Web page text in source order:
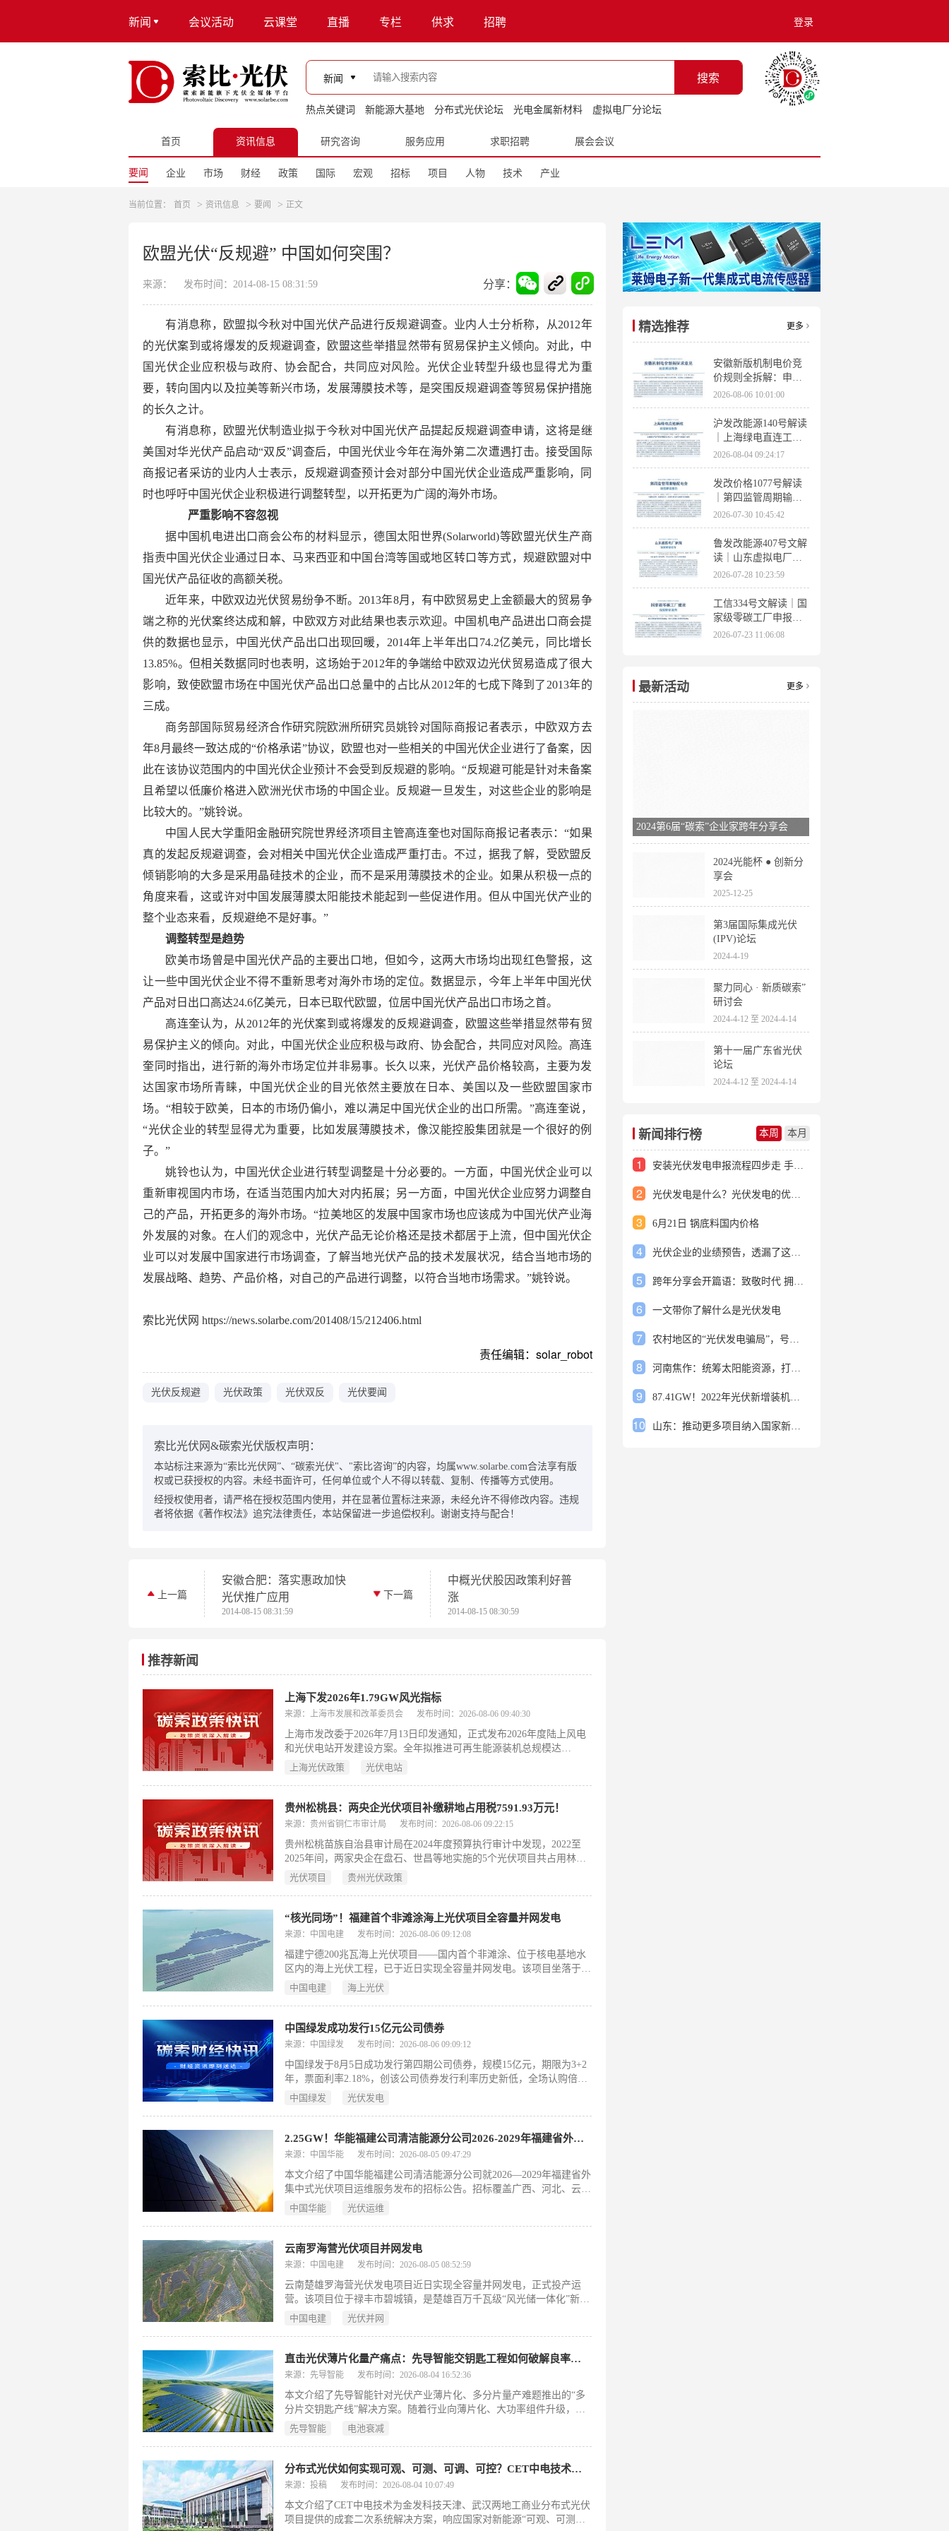
新闻 会议活动 云课堂 直播 专栏 供求 招聘 登录
新闻 搜索
热点关键词 新能源大基地 分布式光伏论坛 光电金属新材料 虚拟电厂分论坛
首页 资讯信息 研究咨询 服务应用 求职招聘 展会会议
要闻 企业 市场 财经 政策 国际 宏观 招标 项目 人物 技术 产业
当前位置： 首页 > 资讯信息 > 要闻 > 正文
欧盟光伏“反规避” 中国如何突围？
来源： 发布时间：2014-08-15 08:31:59 分享：
有消息称，欧盟拟今秋对中国光伏产品进行反规避调查。业内人士分析称，从2012年
的光伏案到或将爆发的反规避调查，欧盟这些举措显然带有贸易保护主义倾向。对此，中
国光伏企业应积极与政府、协会配合，共同应对风险。光伏企业转型升级也显得尤为重
要，转向国内以及拉美等新兴市场，发展薄膜技术等，是突围反规避调查等贸易保护措施
的长久之计。
有消息称，欧盟光伏制造业拟于今秋对中国光伏产品提起反规避调查申请，这将是继
美国对华光伏产品启动“双反”调查后，中国光伏业今年在海外第二次遭遇打击。接受国际
商报记者采访的业内人士表示，反规避调查预计会对部分中国光伏企业造成严重影响，同
时也呼吁中国光伏企业积极进行调整转型，以开拓更为广阔的海外市场。
严重影响不容忽视
据中国机电进出口商会公布的材料显示，德国太阳世界(Solarworld)等欧盟光伏生产商
指责中国光伏企业通过日本、马来西亚和中国台湾等国或地区转口等方式，规避欧盟对中
国光伏产品征收的高额关税。
近年来，中欧双边光伏贸易纷争不断。2013年8月，有中欧贸易史上金额最大的贸易争
端之称的光伏案终达成和解，中欧双方对此结果也表示欢迎。中国机电产品进出口商会提
供的数据也显示，中国光伏产品出口出现回暖，2014年上半年出口74.2亿美元，同比增长
13.85%。但相关数据同时也表明，这场始于2012年的争端给中欧双边光伏贸易造成了很大
影响，致使欧盟市场在中国光伏产品出口总量中的占比从2012年的七成下降到了2013年的
三成。
商务部国际贸易经济合作研究院欧洲所研究员姚铃对国际商报记者表示，中欧双方去
年8月最终一致达成的“价格承诺”协议，欧盟也对一些相关的中国光伏企业进行了备案，因
此在该协议范围内的中国光伏企业预计不会受到反规避的影响。“反规避可能是针对未备案
且希望以低廉价格进入欧洲光伏市场的中国企业。反规避一旦发生，对这些企业的影响是
比较大的。”姚铃说。
中国人民大学重阳金融研究院世界经济项目主管高连奎也对国际商报记者表示：“如果
真的发起反规避调查，会对相关中国光伏企业造成严重打击。不过，据我了解，受欧盟反
倾销影响的大多是采用晶硅技术的企业，而不是采用薄膜技术的企业。如果从积极一点的
角度来看，这或许对中国发展薄膜太阳能技术能起到一些促进作用。但从中国光伏产业的
整个业态来看，反规避绝不是好事。”
调整转型是趋势
欧美市场曾是中国光伏产品的主要出口地，但如今，这两大市场均出现红色警报，这
让一些中国光伏企业不得不重新思考对海外市场的定位。数据显示，今年上半年中国光伏
产品对日出口高达24.6亿美元，日本已取代欧盟，位居中国光伏产品出口市场之首。
高连奎认为，从2012年的光伏案到或将爆发的反规避调查，欧盟这些举措显然带有贸
易保护主义的倾向。对此，中国光伏企业应积极与政府、协会配合，共同应对风险。高连
奎同时指出，进行新的海外市场定位并非易事。长久以来，光伏产品价格较高，主要为发
达国家市场所青睐，中国光伏企业的目光依然主要放在日本、美国以及一些欧盟国家市
场。“相较于欧美，日本的市场仍偏小，难以满足中国光伏企业的出口所需。”高连奎说，
“光伏企业的转型显得尤为重要，比如发展薄膜技术，像汉能控股集团就是一个很好的例
子。”
姚铃也认为，中国光伏企业进行转型调整是十分必要的。一方面，中国光伏企业可以
重新审视国内市场，在适当范围内加大对内拓展；另一方面，中国光伏企业应努力调整自
己的产品，开拓更多的海外市场。“拉美地区的发展中国家市场也应该成为中国光伏产业海
外发展的对象。在人们的观念中，光伏产品无论价格还是技术都居于上流，但中国光伏企
业可以对发展中国家进行市场调查，了解当地光伏产品的技术发展状况，结合当地市场的
发展战略、趋势、产品价格，对自己的产品进行调整，以符合当地市场需求。”姚铃说。
索比光伏网 https://news.solarbe.com/201408/15/212406.html
责任编辑：solar_robot
光伏反规避 光伏政策 光伏双反 光伏要闻
索比光伏网&碳索光伏版权声明：
本站标注来源为“索比光伏网”、“碳索光伏"、"索比咨询”的内容，均属www.solarbe.com合法享有版
权或已获授权的内容。未经书面许可，任何单位或个人不得以转载、复制、传播等方式使用。
经授权使用者，请严格在授权范围内使用，并在显著位置标注来源，未经允许不得修改内容。违规
者将依据《著作权法》追究法律责任，本站保留进一步追偿权利。谢谢支持与配合！
上一篇
安徽合肥：落实惠政加快
光伏推广应用
2014-08-15 08:31:59
下一篇
中概光伏股因政策利好普
涨
2014-08-15 08:30:59
推荐新闻
上海下发2026年1.79GW风光指标
来源：上海市发展和改革委员会 发布时间：2026-08-06 09:40:30
上海市发改委于2026年7月13日印发通知，正式发布2026年度陆上风电
和光伏电站开发建设方案。全年拟推进可再生能源装机总规模达
179.916万千瓦，其中陆上风电34.531万千瓦、光伏电站145.385万千
兆瓦。通知明确要求开发企业加快前期工作，陆上风电须于2027年6月
前核准，其他光伏项目同期前开工；强调电网消纳保障、配套电网同步
率、风电机组性能指标等；并加强项目建档立卡管理，严格规范信息变
更流程。（199字）
上海光伏政策 光伏电站
贵州松桃县：两央企光伏项目补缴耕地占用税7591.93万元！
来源：贵州省铜仁市审计局 发布时间：2026-08-06 09:22:15
贵州松桃苗族自治县审计局在2024年度预算执行审计中发现，2022至
2025年间，两家央企在盘石、世昌等地实施的5个光伏项目共占用林
地、耕地及其他农用地约1.56万亩，按每平方米20元标准测算，应缴耕
导并推动企业依法申报。松桃县财政局据此落实整改，建立多部门数据
共享与联合征管机制，精准核定税额。截至2025年12月31日，已成功征
光伏项目 贵州光伏政策
“核光同场”！福建首个非滩涂海上光伏项目全容量并网发电
来源：中国电建 发布时间：2026-08-06 09:12:08
福建宁德200兆瓦海上光伏项目——国内首个非滩涂、位于核电基地水
区内的海上光伏工程，已于近日实现全容量并网发电。该项目坐落于宁
德核电站场址范围内，占地约3020亩，装机容量200兆瓦，并配套20兆
协同，创下国内已并网海上光伏项目中水深最大、抗台标准最高、软粘
土层最厚等多项纪录。技术上突破性研发UHPC管桩、钢-混组合管桩及
+缆风绳稳控”工艺，攻克近海复杂工况下大型构件吊装难题。项目年发
电约3亿千瓦时，可减排二氧化碳19.8万吨，为核电基地新能源协同开
发提供了可复制的实践范本。（199字）
中国电建 海上光伏
中国绿发成功发行15亿元公司债券
来源：中国绿发 发布时间：2026-08-06 09:09:12
中国绿发于8月5日成功发行第四期公司债券，规模15亿元，期限为3+2
年，票面利率2.18%，创该公司债券发行利率历史新低，全场认购倍数
达2.5倍。此次发行是其2026年获证监会批准注册85.9亿元债券额度后
碳产业投入，服务实体经济高质量发展。公司坚持贯彻国务院国资委监
管要求和证监会政策导向，持续提升信息披露质量与投资者关系管理水
式现代化建设的内生动力。
中国绿发 光伏发电
2.25GW！华能福建公司清洁能源分公司2026-2029年福建省外集中式光伏项目运维服务招标
来源：中国华能 发布时间：2026-08-05 09:47:29
本文介绍了中国华能福建公司清洁能源分公司就2026—2029年福建省外
集中式光伏项目运维服务发布的招标公告。招标覆盖广西、河北、云南
等地的省外集中式（含地面分布式）光伏场站，三年预估总运维容量达
量以书面通知为准。运维内容涵盖设备巡检、故障抢修、清洗检测、电
气试验、智慧平台建设、备件管理及安全环保等全流程工作，并设发电
工总承包二级以上、承修承试二级以上及安全生产许可证等资质，并提
供至少两项单站超10万千瓦的同类业绩。
中国华能 光伏运维
云南罗海营光伏项目并网发电
来源：中国电建 发布时间：2026-08-05 08:52:59
云南楚雄罗海营光伏发电项目近日实现全容量并网发电，正式投产运
营。该项目位于禄丰市碧城镇，是楚雄百万千瓦级“风光储一体化”新能
源基地的重点工程，装机容量35兆瓦（安装容量43.9兆瓦），配套新建
1.76万吨、减排二氧化碳4.62万吨。其清洁电力将增强区域电网供应能
力，支撑工业低碳转型与山区乡村振兴。建设过程中，团队克服山地施
保持，践行央企社会责任。
中国电建 光伏并网
直击光伏薄片化量产痛点：先导智能交钥匙工程如何破解良率与效率的双重困局
来源：先导智能 发布时间：2026-08-04 16:52:36
本文介绍了先导智能针对光伏产业薄片化、多分片量产难题推出的“多
分片交钥匙产线”解决方案。随着行业向薄片化、大功率组件升级，激
光分片易碎片、边缘损伤导致电池衰减、高速串焊精度与产能难以兼顾
（≥10000片/小时）和串焊机（16000片/小时）均实现高产能与高良率
协同；通过多重视觉检测、柔性夹持、边缘钝化及数据互联，有效控碎
运维及技术兼容四方面提升长期效益，整线稼动率≥98.5%，年均串焊
机维护费低于6万元，并支持新型电池与多规格快速切换，助力多分片
先导智能 电池衰减
分布式光伏如何实现可观、可测、可调、可控？CET中电技术助力金发科技武汉、天津光伏项目稳定可靠运行
来源：投稿 发布时间：2026-08-04 10:07:49
本文介绍了CET中电技术为金发科技天津、武汉两地工商业分布式光伏
项目提供的成套二次系统解决方案，响应国家对新能源“可观、可测、
精选推荐 更多
安徽新版机制电价竞
价规则全拆解：申报
条件、保函罚则、出
清机制、聚合商门槛
2026-08-06 10:01:00
沪发改能源140号解读
｜上海绿电直连工作
方案 申报条件、源荷
指标、场景优先级全
梳理
2026-08-04 09:24:17
发改价格1077号解读
｜第四监管周期输配
电价落地 电量电价下
调容量电价上调
2026-07-30 10:45:42
鲁发改能源407号文解
读｜山东虚拟电厂管
理办法全文 分布式光
伏打包入市规则详解
2026-07-28 10:23:59
工信334号文解读｜国
家级零碳工厂申报条
件、三大硬性指标、
2026-07-23 11:06:08
最新活动 更多
2024第6届“碳索”企业家跨年分享会
2024光能杯 ● 创新分
享会
2025-12-25
第3届国际集成光伏
(IPV)论坛
2024-4-19
聚力同心 · 新质碳索”
研讨会
2024-4-12 至 2024-4-14
第十一届广东省光伏
论坛
2024-4-12 至 2024-4-14
新闻排行榜 本周 本月
1 安装光伏发电申报流程四步走 手把手教你装起光伏电站
2 光伏发电是什么？光伏发电的优缺点有哪些？
3 6月21日 锅底料国内价格
4 光伏企业的业绩预告，透漏了这些信号
5 跨年分享会开篇语：致敬时代 拥抱变革
6 一文带你了解什么是光伏发电
7 农村地区的“光伏发电骗局”，号称能用屋顶赚钱，不少人已经上当
8 河南焦作：统筹太阳能资源，打造百万千瓦级光伏基地
9 87.41GW！2022年光伏新增装机规模发布
10 山东：推动更多项目纳入国家新增风光大基地项目